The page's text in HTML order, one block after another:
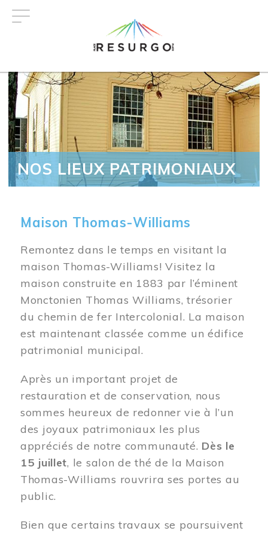
NOS LIEUX PATRIMONIAUX
Maison Thomas-Williams
Remontez dans le temps en visitant la
maison Thomas-Williams! Visitez la
maison construite en 1883 par l’éminent
Monctonien Thomas Williams, trésorier
du chemin de fer Intercolonial. La maison
est maintenant classée comme un édifice
patrimonial municipal.
Après un important projet de
restauration et de conservation, nous
sommes heureux de redonner vie à l’un
des joyaux patrimoniaux les plus
appréciés de notre communauté. Dès le
15 juillet, le salon de thé de la Maison
Thomas-Williams rouvrira ses portes au
public.
Bien que certains travaux se poursuivent